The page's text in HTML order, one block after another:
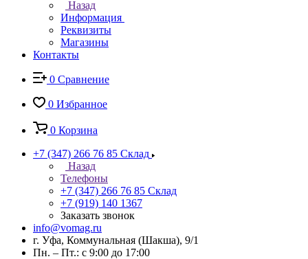
Назад
Информация
Реквизиты
Магазины
Контакты
0 Сравнение
0 Избранное
0 Корзина
+7 (347) 266 76 85 Склад
Назад
Телефоны
+7 (347) 266 76 85 Склад
+7 (919) 140 1367
Заказать звонок
info@vomag.ru
г. Уфа, Коммунальная (Шакша), 9/1
Пн. – Пт.: с 9:00 до 17:00